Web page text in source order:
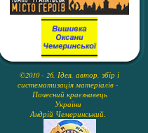
©2010 - 26. Ідея, автор, збір і
систематизація матеріалів -
Почесний краєзнавець
України
Андрій Чемеринський.